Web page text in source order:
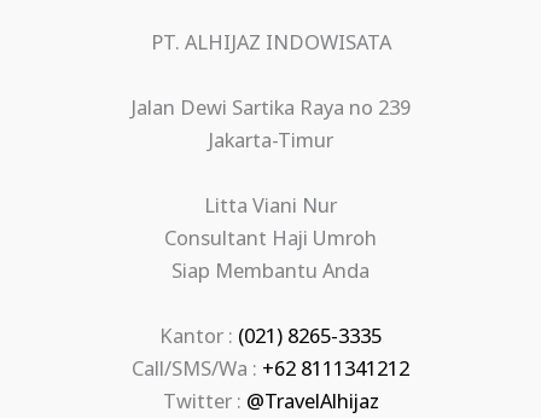
PT. ALHIJAZ INDOWISATA
Jalan Dewi Sartika Raya no 239
Jakarta-Timur
Litta Viani Nur
Consultant Haji Umroh
Siap Membantu Anda
Kantor : (021) 8265-3335
Call/SMS/Wa : +62 8111341212
Twitter : @TravelAlhijaz